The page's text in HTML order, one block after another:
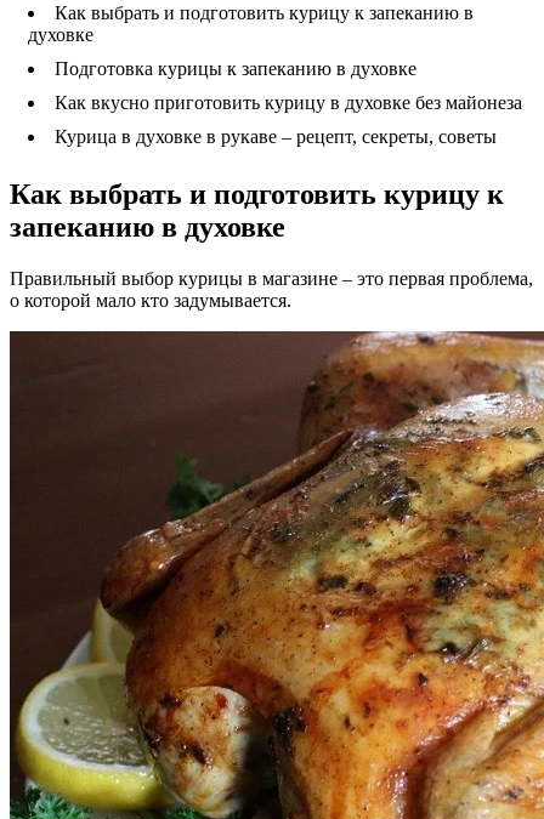
Как выбрать и подготовить курицу к запеканию в
духовке
Подготовка курицы к запеканию в духовке
Как вкусно приготовить курицу в духовке без майонеза
Курица в духовке в рукаве – рецепт, секреты, советы
Как выбрать и подготовить курицу к
запеканию в духовке
Правильный выбор курицы в магазине – это первая проблема,
о которой мало кто задумывается.